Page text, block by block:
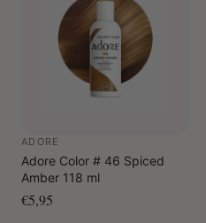
ADORE
Adore Color # 46 Spiced
Amber 118 ml
€5,95